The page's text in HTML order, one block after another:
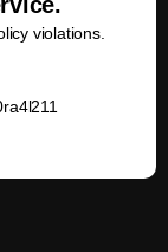
violations.